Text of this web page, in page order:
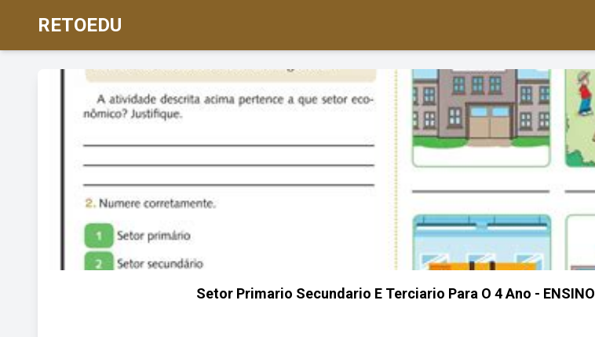
RETOEDU
Setor Primario Secundario E Terciario Para O 4 Ano - ENSINO